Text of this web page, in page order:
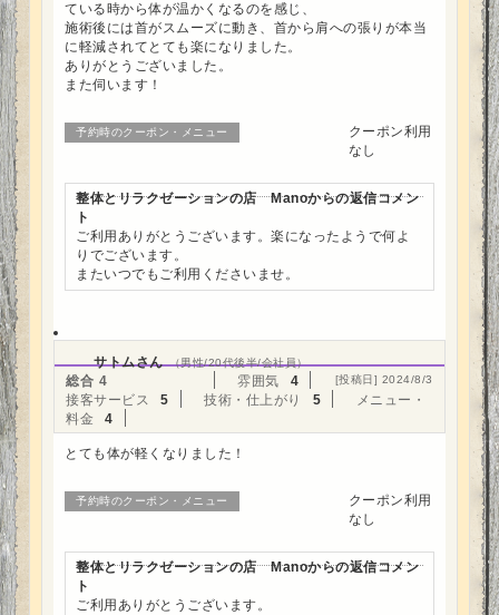
ている時から体が温かくなるのを感じ、
施術後には首がスムーズに動き、首から肩への張りが本当
に軽減されてとても楽になりました。
ありがとうございました。
また伺います！
予約時のクーポン・メニュー
クーポン利用
なし
整体とリラクゼーションの店 Manoからの返信コメン
ト
ご利用ありがとうございます。楽になったようで何よ
りでございます。
またいつでもご利用くださいませ。
サトムさん （男性/20代後半/会社員）
[投稿日] 2024/8/3
総合 4 雰囲気
4
接客サービス
5 技術・仕上がり 5
メニュー・
料金
4
とても体が軽くなりました！
予約時のクーポン・メニュー
クーポン利用
なし
整体とリラクゼーションの店 Manoからの返信コメン
ト
ご利用ありがとうございます。